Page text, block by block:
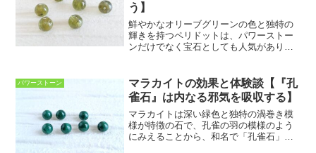
う】
鮮やかなオリーブグリーンの色と独特の
輝きを持つペリドットは、パワーストー
ンだけでなく宝石としても人気がありま
れます。ペリドットは溶岩の塊に運ばれ
て地表に出るため、急激な...
パワーストーン
マラカイトの効果と体験談【『孔
雀石』は内なる邪気を吸収する】
マラカイトは深い緑色と独特の渦巻き模
様が特徴の石で、孔雀の羽の模様のよう
にみえることから、和名で「孔雀石」と